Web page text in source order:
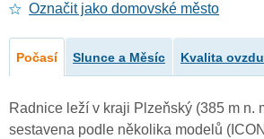
Označit jako domovské město
Počasí Slunce a Měsíc Kvalita
Radnice leží v kraji Plzeňský (385 m n.
sestavena podle několika modelů